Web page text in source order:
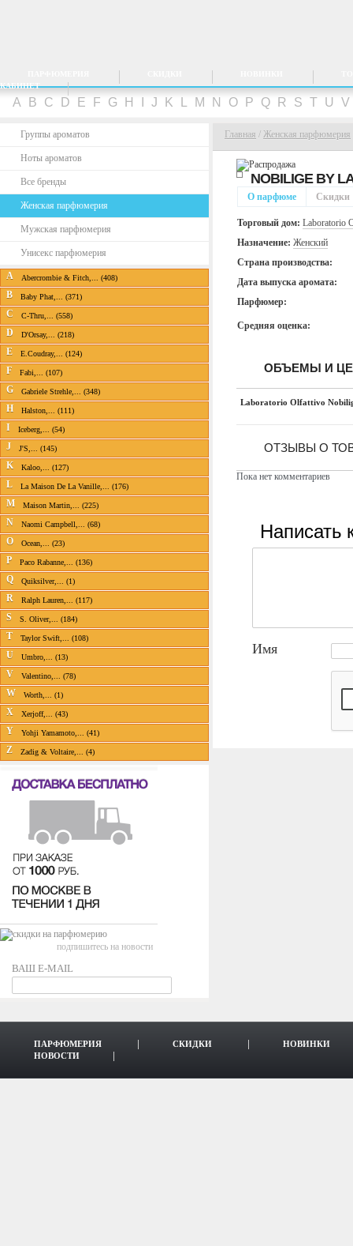
КАБИНЕТ
A B C D E F G H J K M N O P Q R S T U V
Группы ароматов
Ноты ароматов
Все бренды
Женская парфюмерия
Мужская парфюмерия
Унисекс парфюмерия
A Abercrombie & Fitch,... (408)
B Baby Phat,... (371)
C C-Thru,... (558)
D D'Orsay,... (218)
E E.Coudray,... (124)
F Fabi,... (107)
G Gabriele Strehle,... (348)
H Halston,... (111)
I Iceberg,... (54)
J J'S,... (145)
K Kaloo,... (127)
L La Maison De La Vanille,... (176)
M Maison Martin,... (225)
N Naomi Campbell,... (68)
O Ocean,... (23)
P Paco Rabanne,... (136)
Q Quiksilver,... (1)
R Ralph Lauren,... (117)
S S. Oliver,... (184)
T Taylor Swift,... (108)
U Umbro,... (13)
V Valentino,... (78)
W Worth,... (1)
X Xerjoff,... (43)
Y Yohji Yamamoto,... (41)
Z Zadig & Voltaire,... (4)
подпишитесь на новости
ВАШ E-MAIL
Главная / Женская парфюмерия
NOBILIGE BY
О парфюме
Торговый дом: Laboratorio
Назначение: Женский
Страна производства:
Дата выпуска аромата:
Парфюмер:
Средняя оценка:
Скидки
ОБЪЕМЫ И
Laboratorio Olfattivo
ОТЗЫВЫ О
Пока нет комментариев
Написать
Имя
ПАРФЮМЕРИЯ СКИДКИ
НОВИНКИ
НОВОСТИ